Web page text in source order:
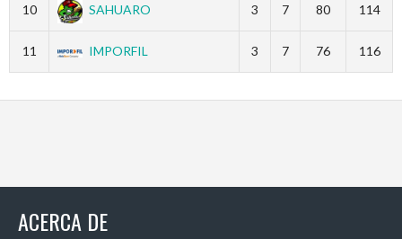
10 SAHUARO 3 7 80 114
11 IMPORFIL 3 7 76 116
ACERCA DE